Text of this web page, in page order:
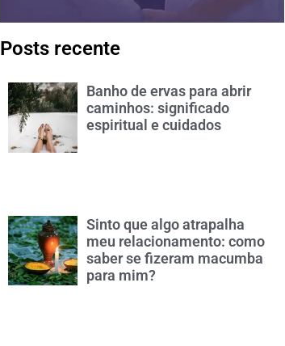
Posts recente
Banho de ervas para abrir
caminhos: significado
espiritual e cuidados
Sinto que algo atrapalha
meu relacionamento: como
saber se fizeram macumba
para mim?